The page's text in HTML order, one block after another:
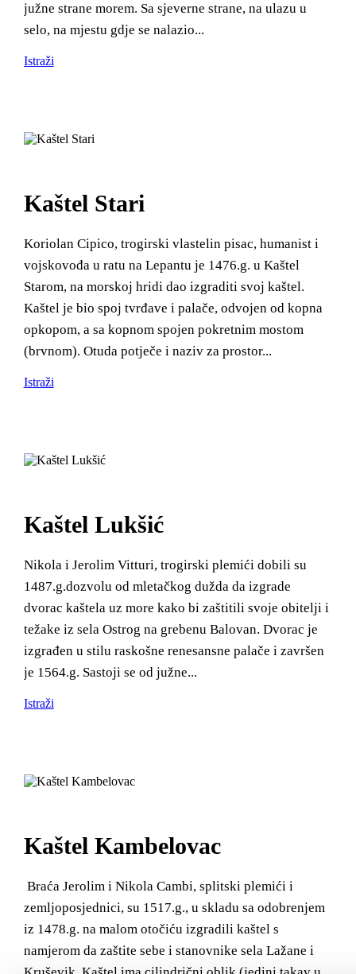
južne strane morem. Sa sjeverne strane, na ulazu u
selo, na mjestu gdje se nalazio...
Istraži
Kaštel Stari
Koriolan Cipico, trogirski vlastelin pisac, humanist i
vojskovođa u ratu na Lepantu je 1476.g. u Kaštel
Starom, na morskoj hridi dao izgraditi svoj kaštel.
Kaštel je bio spoj tvrđave i palače, odvojen od kopna
opkopom, a sa kopnom spojen pokretnim mostom
(brvnom). Otuda potječe i naziv za prostor...
Istraži
Kaštel Lukšić
Nikola i Jerolim Vitturi, trogirski plemići dobili su
1487.g.dozvolu od mletačkog dužda da izgrade
dvorac kaštela uz more kako bi zaštitili svoje obitelji i
težake iz sela Ostrog na grebenu Balovan. Dvorac je
izgrađen u stilu raskošne renesansne palače i završen
je 1564.g. Sastoji se od južne...
Istraži
Kaštel Kambelovac
Braća Jerolim i Nikola Cambi, splitski plemići i
zemljoposjednici, su 1517.g., u skladu sa odobrenjem
iz 1478.g. na malom otočiću izgradili kaštel s
namjerom da zaštite sebe i stanovnike sela Lažane i